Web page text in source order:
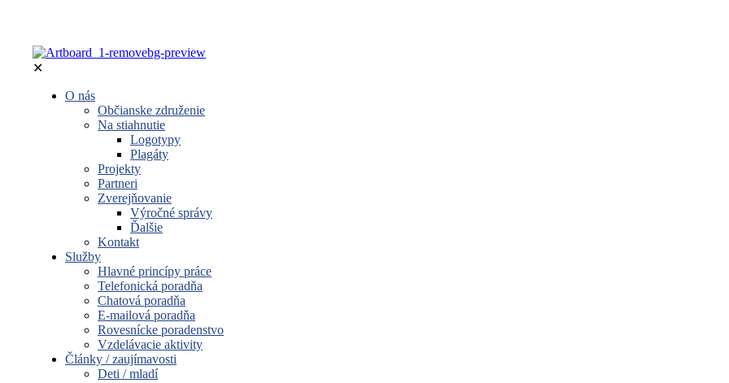
✕
O nás
Občianske združenie
Na stiahnutie
Logotypy
Plagáty
Projekty
Partneri
Zverejňovanie
Výročné správy
Ďalšie
Kontakt
Služby
Hlavné princípy práce
Telefonická poradňa
Chatová poradňa
E-mailová poradňa
Rovesnícke poradenstvo
Vzdelávacie aktivity
Články / zaujímavosti
Deti / mladí